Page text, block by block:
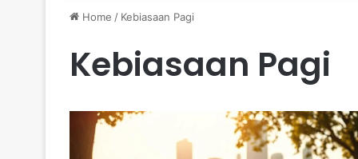
Home / Kebiasaan Pagi
Kebiasaan Pagi